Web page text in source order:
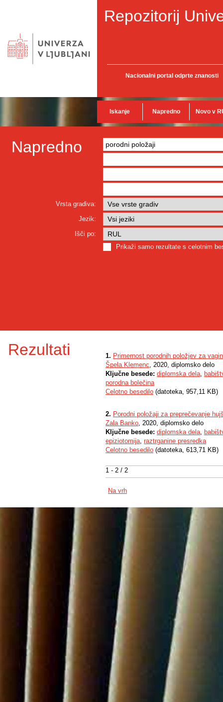
Repozitorij
Nacionalni portal odprte znanosti
Iskanje Napredno Novo v
Napredno
Vrsta gradiva:
Jezik:
Išči po:
Prikaži samo rezultate s celotnim
Rezultati
1 - 2 / 2
1. Primernost porodnih položjev za
Špela Klemenc, 2020, diplomsko delo
Ključne besede: diplomska dela,
porodna bolečina
Celotno besedilo (datoteka, 957,11 KB)
2. Porodni položaji za preprečevanje
Zala Banko, 2020, diplomsko delo
Ključne besede: diplomska dela,
epiziotomija, raztrganine presredka
Celotno besedilo (datoteka, 613,71 KB)
Na vrh